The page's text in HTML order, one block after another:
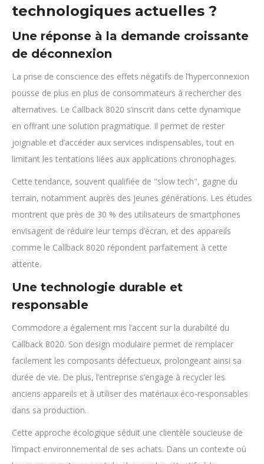
technologiques actuelles ?
Une réponse à la demande croissante
de déconnexion
La prise de conscience des effets négatifs de l’hyperconnexion
pousse de plus en plus de consommateurs à rechercher des
alternatives. Le Callback 8020 s’inscrit dans cette dynamique
en offrant une solution pragmatique. Il permet de rester
joignable et d’accéder aux services indispensables, tout en
limitant les tentations liées aux applications chronophages.
Cette tendance, souvent qualifiée de "slow tech", gagne du
terrain, notamment auprès des jeunes générations. Les études
montrent que près de 30 % des utilisateurs de smartphones
envisagent de réduire leur temps d’écran, et des appareils
comme le Callback 8020 répondent parfaitement à cette
attente.
Une technologie durable et
responsable
Commodore a également mis l’accent sur la durabilité du
Callback 8020. Son design modulaire permet de remplacer
facilement les composants défectueux, prolongeant ainsi sa
durée de vie. De plus, l’entreprise s’engage à recycler les
anciens appareils et à utiliser des matériaux éco-responsables
dans sa production.
Cette approche écologique séduit une clientèle soucieuse de
l’impact environnemental de ses achats. Dans un contexte où